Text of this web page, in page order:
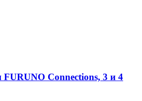
Connections, 3 и 4